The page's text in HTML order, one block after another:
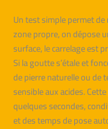
Un test simple permet
zone propre, on dépose
surface, le carrelage est
Si la goutte s’étale et
de pierre naturelle ou de
sensible aux acides.
quelques secondes,
et des temps de pose